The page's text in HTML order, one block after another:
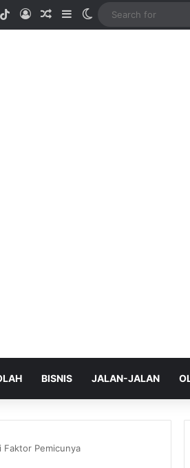
TikTokLog InRandom Article
SidebarSwitch skin
BISNIS JALAN-JALAN
Faktor Pemicunya